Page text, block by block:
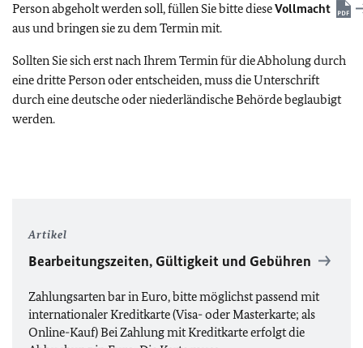
Person abgeholt werden soll, füllen Sie bitte dieseVollmacht
aus und bringen sie zu dem Termin mit.
Sollten Sie sich erst nach Ihrem Termin für die Abholung durch
eine dritte Person oder entscheiden, muss die Unterschrift
durch eine deutsche oder niederländische Behörde beglaubigt
werden.
Artikel
Bearbeitungszeiten, Gültigkeit und Gebühren
Zahlungsarten bar in Euro, bitte möglichst passend mit
internationaler Kreditkarte (Visa- oder Masterkarte; als
Online-Kauf) Bei Zahlung mit Kreditkarte erfolgt die